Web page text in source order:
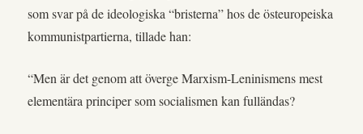
som svar på de ideologiska “bristerna” hos de östeuropeiska
kommunistpartierna, tillade han:
“Men är det genom att överge Marxism-Leninismens mest
elementära principer som socialismen kan fulländas?